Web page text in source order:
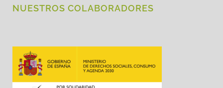
NUESTROS COLABORADORES